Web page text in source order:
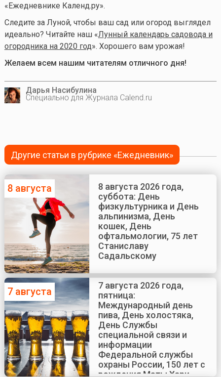
«Ежедневнике Календ.ру».
Следите за Луной, чтобы ваш сад или огород выглядел
идеально? Читайте наш «Лунный календарь садовода и
огородника на 2020 год». Хорошего вам урожая!
Желаем всем нашим читателям отличного дня!
Дарья Насибулина
Специально для Журнала Calend.ru
Другие статьи в рубрике «Ежедневник»
8 августа
8 августа 2026 года,
суббота: День
физкультурника и День
альпинизма, День
кошек, День
офтальмологии, 75 лет
Станиславу
Садальскому
7 августа
7 августа 2026 года,
пятница:
Международный день
пива, День холостяка,
День Службы
специальной связи и
информации
Федеральной службы
охраны России, 150 лет с
рождения Маты Хари